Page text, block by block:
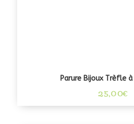
Parure Bijoux Trèfle
25,00€